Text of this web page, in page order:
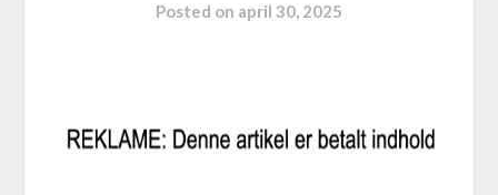
Posted on april 30, 2025